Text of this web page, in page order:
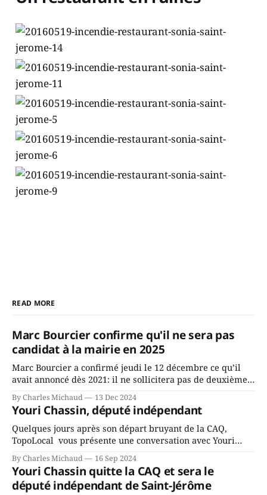
READ MORE
Marc Bourcier confirme qu'il ne sera pas
candidat à la mairie en 2025
Marc Bourcier a confirmé jeudi le 12 décembre ce qu’il
avait annoncé dès 2021: il ne sollicitera pas de deuxième
mandat à titre de maire de Saint-Jérôme. Bourcier en a
fait l’annonce en s’adressant aux employés de la ville,
rassemblés en soirée pour leur traditionnel souper
By Charles Michaud 13 Dec 2024
Youri Chassin, député indépendant
Quelques jours après son départ bruyant de la CAQ,
TopoLocal vous présente une conversation avec Youri
Chassin. Nous avons causé de sa décision. Y songeait-il
depuis longtemps? Sera-t-il candidat indépendant dans 2
ans? Joindrait-il un autre parti, par exemple les
conservateurs d’Éric Duhaime? Que lui
By Charles Michaud 16 Sep 2024
Youri Chassin quitte la CAQ et sera le
député indépendant de Saint-Jérôme